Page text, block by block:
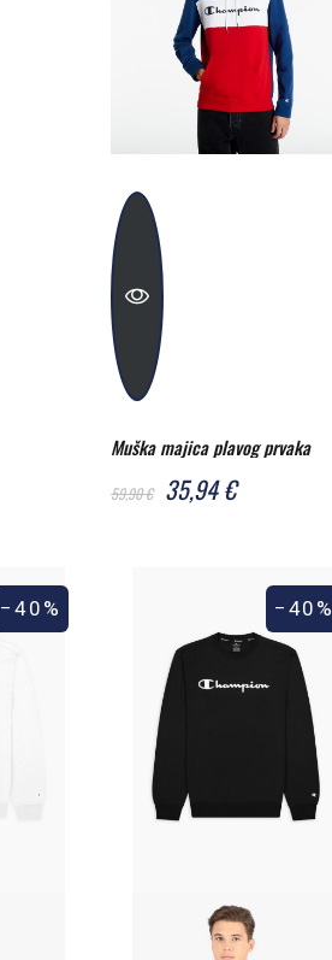
Muška majica plavog prvaka
59,90 € 35,94 €
−40% −40%